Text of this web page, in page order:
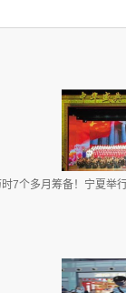
时7个多月筹备！宁夏举